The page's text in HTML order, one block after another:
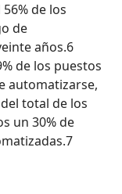
de los
de
años.6
de los puestos
automatizarse,
total de los
un 30% de